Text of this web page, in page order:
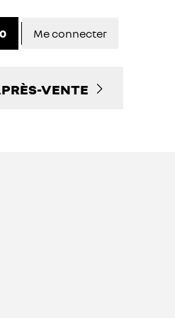
Me connecter
VENTE